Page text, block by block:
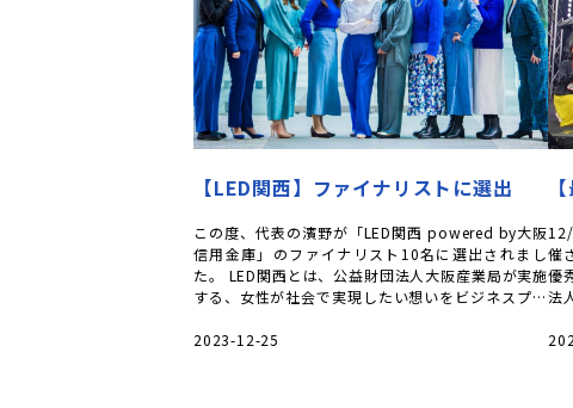
【LED関西】ファイナリストに選出
この度、代表の濱野が「LED関西 powered by大阪
信用金庫」のファイナリスト10名に選出されまし
た。 LED関西とは、公益財団法人大阪産業局が実施
する、女性が社会で実現したい想いをビジネスプラ
2023-12-25
催
優
法